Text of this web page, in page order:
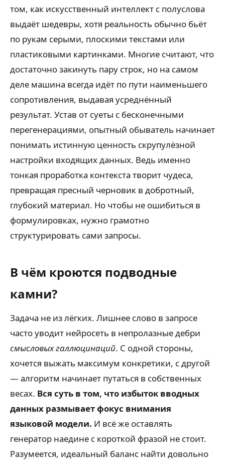
том, как искусственный интеллект с полуслова
выдаёт шедевры, хотя реальность обычно бьёт
по рукам серыми, плоскими текстами или
пластиковыми картинками. Многие считают, что
достаточно закинуть пару строк, но на самом
деле машина всегда идёт по пути наименьшего
сопротивления, выдавая усреднённый
результат. Устав от суеты с бесконечными
перегенерациями, опытный обыватель начинает
понимать истинную ценность скрупулёзной
настройки входящих данных. Ведь именно
тонкая проработка контекста творит чудеса,
превращая пресный черновик в добротный,
глубокий материал. Но чтобы не ошибиться в
формулировках, нужно грамотно
структурировать сами запросы.
В чём кроются подводные
камни?
Задача не из лёгких. Лишнее слово в запросе
часто уводит нейросеть в непролазные дебри
смысловых галлюцинаций. С одной стороны,
хочется выжать максимум конкретики, с другой
— алгоритм начинает путаться в собственных
весах. Вся суть в том, что избыток вводных
данных размывает фокус внимания
языковой модели. И всё же оставлять
генератор наедине с короткой фразой не стоит.
Разумеется, идеальный баланс найти довольно